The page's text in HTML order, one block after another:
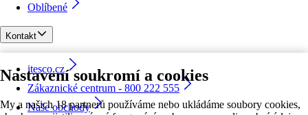
Nastavení soukromí a cookies
My a našich 18 partnerů používáme nebo ukládáme soubory cookies,
Oblíbené
Kontakt
itesco.cz
Zákaznické centrum - 800 222 555
Naše obchody